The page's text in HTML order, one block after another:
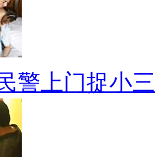
警上门捉小三